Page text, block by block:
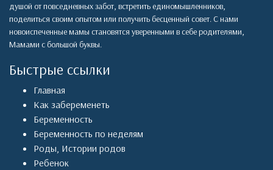
душой от повседневных забот, встретить единомышленников,
поделиться своим опытом или получить бесценный совет. С нами
новоиспеченные мамы становятся уверенными в себе родителями,
Мамами с большой буквы.
Быстрые ссылки
Главная
Как забеременеть
Беременность
Беременность по неделям
Роды, Истории родов
Ребенок